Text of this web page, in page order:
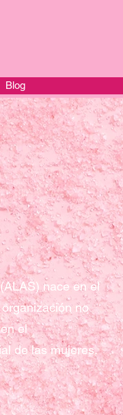
Blog
nace en el
no
el
de las mujeres.